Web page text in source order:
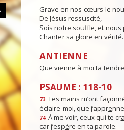
Grave en nos cœurs le
De Jésus ressuscité,
Sois notre souffle, et nous
Chanter sa gloire en vérité.
ANTIENNE
Que vienne à moi ta
PSAUME : 118-10
73 Tes mains m’ont façonn
éclaire-moi, que j’appre
74 À me voir, ceux qui te cra
car j’espère en ta parole.